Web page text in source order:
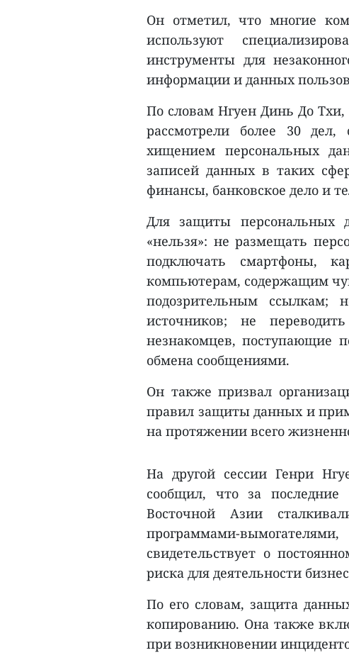
Он отметил, что многие
используют
инструменты для
информации и данных
По словам Нгуен Динь До Тхи,
рассмотрели более 30
хищением персональных
записей данных в таких
финансы, банковское дело и
Для защиты персональных
«нельзя»: не размещать
подключать смартфоны,
компьютерам, содержащим
подозрительным ссылкам;
источников; не
незнакомцев, поступающие
обмена сообщениями.
Он также призвал
правил защиты данных и
на протяжении всего
На другой сессии Генри
сообщил, что за
Восточной Азии
программами-
свидетельствует о
риска для деятельности
По его словам, защита
копированию. Она также
при возникновении